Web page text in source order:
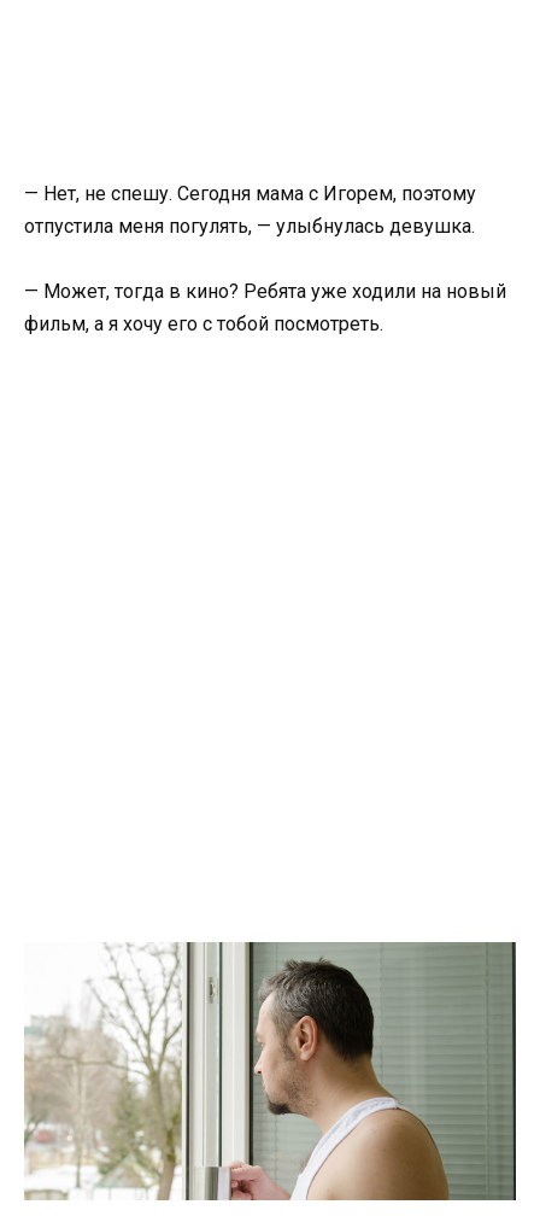
— Нет, не спешу. Сегодня мама с Игорем, поэтому
отпустила меня погулять, — улыбнулась девушка.
— Может, тогда в кино? Ребята уже ходили на новый
фильм, а я хочу его с тобой посмотреть.